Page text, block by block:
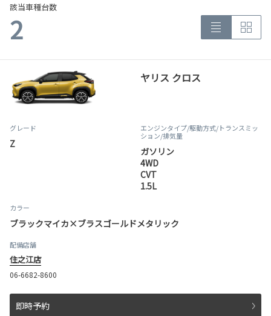
該当車種台数
2
ヤリス クロス
グレード
Z
エンジンタイプ/駆動方式/トランスミッ
ション/排気量
ガソリン
4WD
CVT
1.5L
カラー
ブラックマイカ×ブラスゴールドメタリック
配備店舗
住之江店
06-6682-8600
即時予約